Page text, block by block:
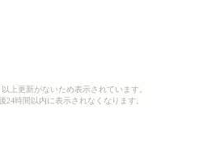
上更新がないため表示されています。
24時間以内に表示されなくなります。